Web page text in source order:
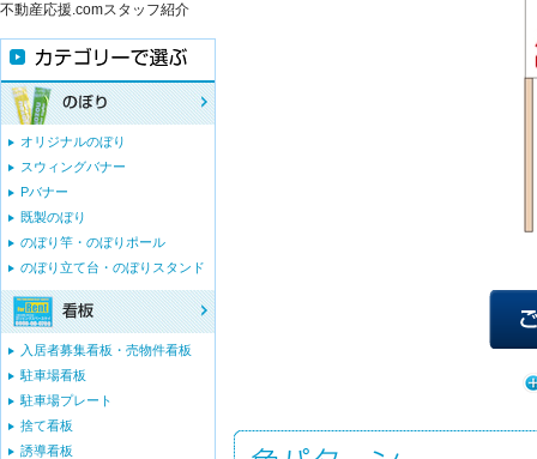
不動産応援.comスタッフ紹介
オリジナルのぼり
スウィングバナー
Pバナー
既製のぼり
のぼり竿・のぼりポール
のぼり立て台・のぼりスタンド
入居者募集看板・売物件看板
駐車場看板
駐車場プレート
捨て看板
誘導看板